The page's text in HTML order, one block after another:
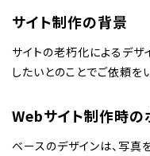
サイト制作の背景
サイトの老朽化によるデザ
したいとのことでご依頼を
Webサイト制作時の
ベースのデザインは、写真